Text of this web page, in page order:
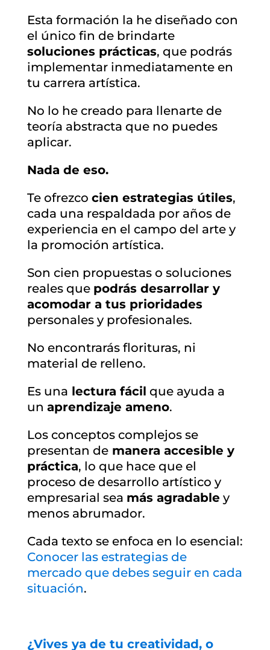
Esta formación la he diseñado con
el único fin de brindarte
soluciones prácticas, que podrás
implementar inmediatamente en
tu carrera artística.
No lo he creado para llenarte de
teoría abstracta que no puedes
aplicar.
Nada de eso.
Te ofrezco cien estrategias útiles,
cada una respaldada por años de
experiencia en el campo del arte y
la promoción artística.
Son cien propuestas o soluciones
reales que podrás desarrollar y
acomodar a tus prioridades
personales y profesionales.
No encontrarás florituras, ni
material de relleno.
Es una lectura fácil que ayuda a
un aprendizaje ameno.
Los conceptos complejos se
presentan demanera accesible y
práctica, lo que hace que el
proceso de desarrollo artístico y
empresarial sea más agradable y
menos abrumador.
Cada texto se enfoca en lo esencial:
Conocer las estrategias de
mercado que debes seguir en cada
situación.
¿Vives ya de tu creatividad, o